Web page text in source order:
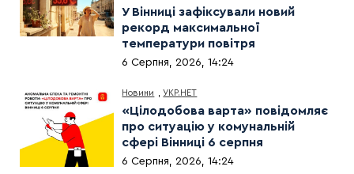
У Вінниці зафіксували новий
рекорд максимальної
температури повітря
6 Серпня, 2026, 14:24
Новини ,УКР.НЕТ
«Цілодобова варта» повідомляє
про ситуацію у комунальній
сфері Вінниці 6 серпня
6 Серпня, 2026, 14:24